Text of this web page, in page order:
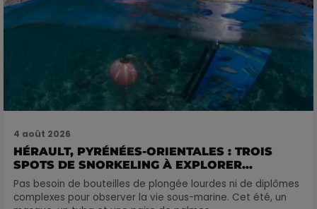
4 août 2026
HÉRAULT, PYRÉNÉES-ORIENTALES : TROIS
SPOTS DE SNORKELING À EXPLORER...
Pas besoin de bouteilles de plongée lourdes ni de diplômes
complexes pour observer la vie sous-marine. Cet été, un